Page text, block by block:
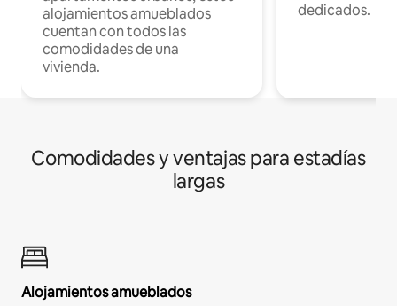
alojamientos amueblados
cuentan con todos las
comodidades de una
vivienda.
dedicados.
Comodidades y ventajas para estadías
largas
Alojamientos amueblados